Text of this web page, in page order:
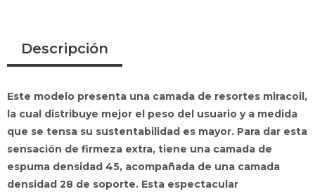
Descripción
Este modelo presenta una camada de resortes miracoil,
la cual distribuye mejor el peso del usuario y a medida
que se tensa su sustentabilidad es mayor. Para dar esta
sensación de firmeza extra, tiene una camada de
espuma densidad 45, acompañada de una camada
densidad 28 de soporte. Esta espectacular